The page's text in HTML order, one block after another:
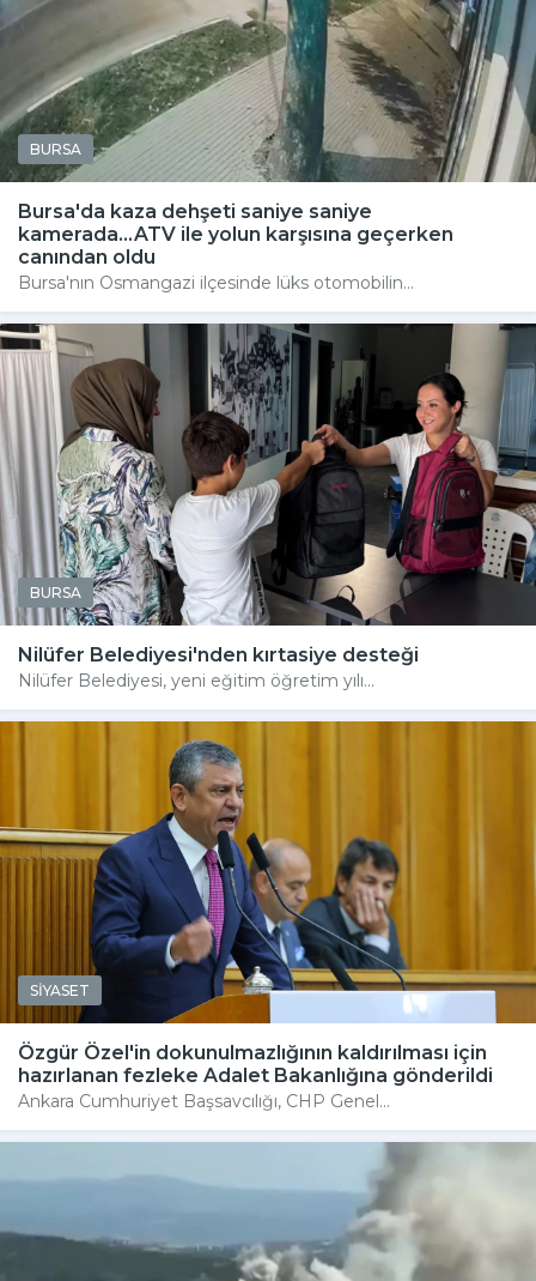
BURSA
Bursa'da kaza dehşeti saniye saniye
kamerada...ATV ile yolun karşısına geçerken
canından oldu
Bursa'nın Osmangazi ilçesinde lüks otomobilin...
BURSA
Nilüfer Belediyesi'nden kırtasiye desteği
Nilüfer Belediyesi, yeni eğitim öğretim yılı...
SİYASET
Özgür Özel'in dokunulmazlığının kaldırılması için
hazırlanan fezleke Adalet Bakanlığına gönderildi
Ankara Cumhuriyet Başsavcılığı, CHP Genel...